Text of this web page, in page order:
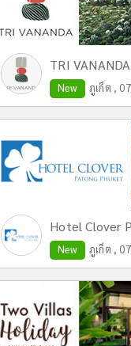
TRI
New ภูเก็ต ,
Hotel Clover
New ภูเก็ต ,